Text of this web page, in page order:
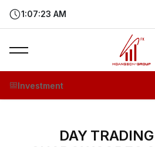
1:07:23 AM
Investment
DAY